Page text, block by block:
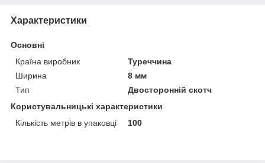
Характеристики
Основні
Країна виробник
Туреччина
Ширина
8 мм
Тип
Двосторонній скотч
Користувальницькі характеристики
Кількість метрів в упаковці
100